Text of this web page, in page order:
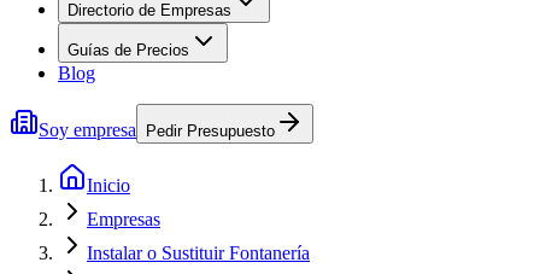
Directorio de Empresas
Guías de Precios
Blog
Soy empresa Pedir Presupuesto
Inicio
Empresas
Instalar o Sustituir Fontanería